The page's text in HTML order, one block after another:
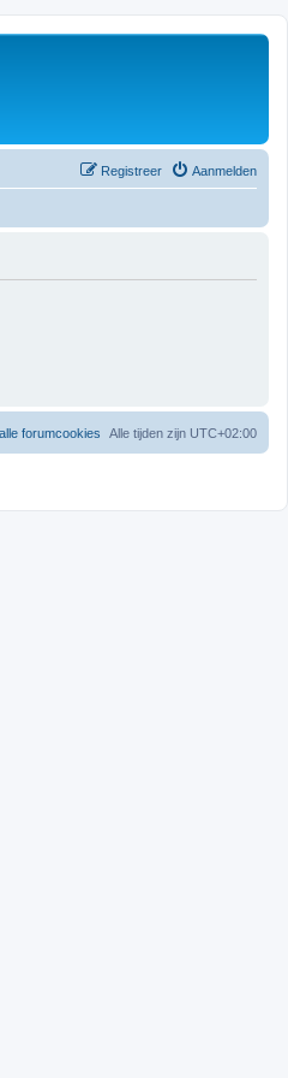
Aanmelden
Registreer
Alle tijden zijn UTC+02:00
forumcookies